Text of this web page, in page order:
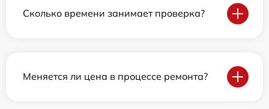
Сколько времени занимает проверка?
Меняется ли цена в процессе ремонта?